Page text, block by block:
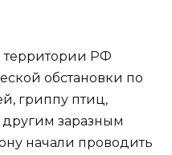
территории РФ
обстановки по
гриппу птиц,
другим заразным
начали проводить